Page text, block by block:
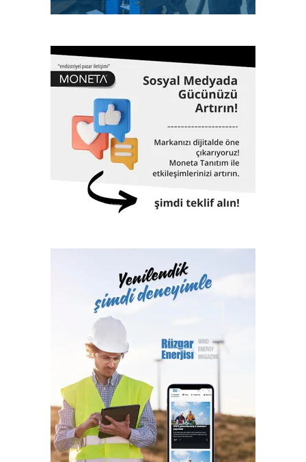
sıra aynı zamanda eğitimler veriyor, çok sayıda öğrenciye
3000 adet geminin klaslama hizmetinin yanı sıra, Türkiye
ekonomisinin can damarı olan dünyaya mal olmuş projelere
de imza atıyor. 61 yıllık tarihinde altmış biri aşkın dev proje,
Türk Loydu’nun da imzası ve çalışmalarıyla hayata geçti.
İstanbul Havalimanı, Akkuyu Nükleer Güç Santrali, Yavuz
Sultan Selim Köprüsü, Osman Gazi Köprüsü, 1915
Çanakkale Köprüsü, Yüksek Hızlı Tren, TCG Anadolu
Gemisi, Nene Hatun Sondaj Gemisi, Rize-Artvin Havalimanı,
birçok futbol stadyumu bunlardan sadece birkaçıdır.
Klaslama, yasal sertifikasyon, test, muayene,
Vakfı, fiziki alanlarının yeterliliği ve gelişmeye açık oluşu
ile büyüme yolunda hızla ilerliyor. Türk Loydu, Türkiye’nin
milli kuruluşudur. Yetkisi olan alanlar hemen hemen
Türkiye’nin ekonomisine katkı sağlayan sektörlerin
tamamını içermektedir ve IACS üyeliğimiz ile büyümenin,
gelişmenin ve ülkemize katkı sağlamanın faydası ve gururu
100. yılında Türkiye Cumhuriyeti’nindir.”